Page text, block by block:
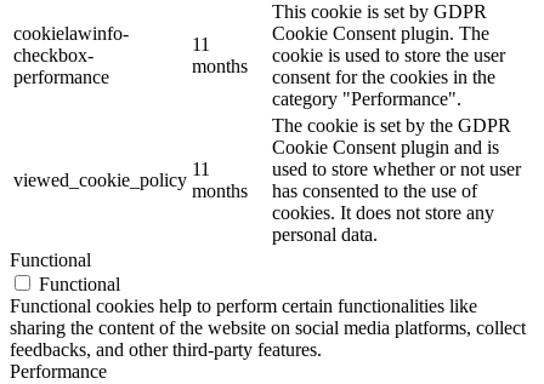
cookielawinfo-
checkbox-
performance
11
months
This cookie is set by GDPR
Cookie Consent plugin. The
cookie is used to store the user
consent for the cookies in the
category "Performance".
viewed_cookie_policy
11
months
The cookie is set by the GDPR
Cookie Consent plugin and is
used to store whether or not user
has consented to the use of
cookies. It does not store any
personal data.
Functional
Functional
Functional cookies help to perform certain functionalities like
sharing the content of the website on social media platforms, collect
feedbacks, and other third-party features.
Performance